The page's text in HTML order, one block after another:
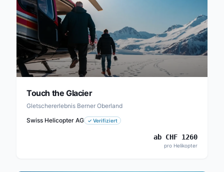
Touch the Glacier
Gletschererlebnis Berner Oberland
Swiss Helicopter AG
✓ Verifiziert
ab CHF 1260
pro Helikopter